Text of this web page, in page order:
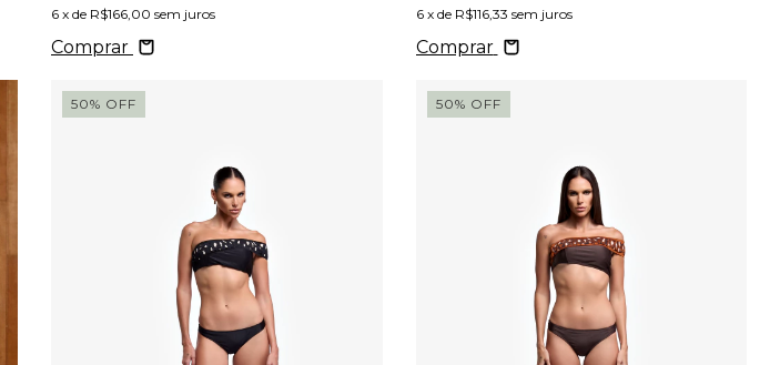
6 x de R$166,00 sem juros
Comprar
6 x de R$116,33 sem juros
Comprar
50% OFF 50% OFF